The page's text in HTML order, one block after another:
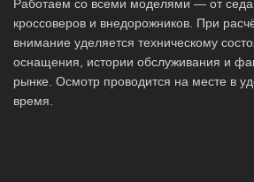
Работаем со всеми моделями — от
кроссоверов и внедорожников. При
внимание уделяется техническому
оснащения, истории обслуживания и
рынке. Осмотр проводится на месте в
время.